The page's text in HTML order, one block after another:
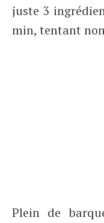
juste 3
min, tentant
Plein de